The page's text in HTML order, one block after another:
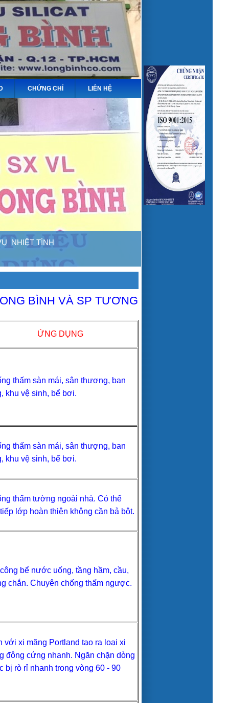
CHỨNG CHỈ LIÊN HỆ
NHIỆT TÌNH
BÌNH VÀ SP TƯƠNG
ỨNG DỤNG
thấm sàn mái, sân thượng, ban
khu vệ sinh, bể bơi.
thấm sàn mái, sân thượng, ban
khu vệ sinh, bể bơi.
thấm tường ngoài nhà. Có thể
lớp hoàn thiện không cần bả bột.
bể nước uống, tầng hầm, cầu,
chắn. Chuyên chống thấm ngược.
với xi măng Portland tạo ra loại xi
đông cứng nhanh. Ngăn chặn dòng
bị rò rỉ nhanh trong vòng 60 - 90